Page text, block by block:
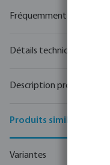
Fréquemment achetés
Détails techniques
Description produit
Produits similaires
Variantes